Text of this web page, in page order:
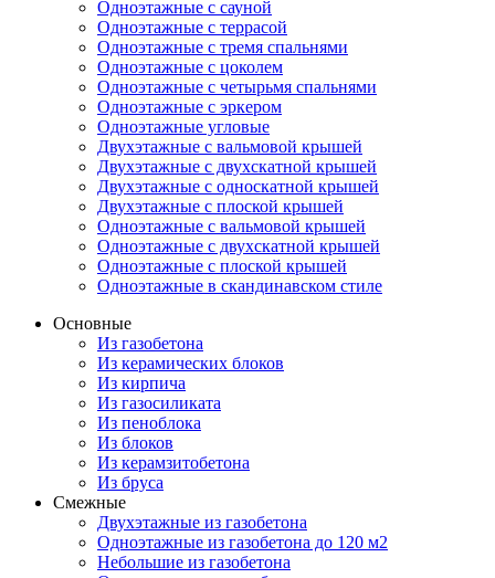
Одноэтажные с сауной
Одноэтажные с террасой
Одноэтажные с тремя спальнями
Одноэтажные с цоколем
Одноэтажные с четырьмя спальнями
Одноэтажные с эркером
Одноэтажные угловые
Двухэтажные с вальмовой крышей
Двухэтажные с двухскатной крышей
Двухэтажные с односкатной крышей
Двухэтажные с плоской крышей
Одноэтажные с вальмовой крышей
Одноэтажные с двухскатной крышей
Одноэтажные с плоской крышей
Одноэтажные в скандинавском стиле
Основные
Из газобетона
Из керамических блоков
Из кирпича
Из газосиликата
Из пеноблока
Из блоков
Из керамзитобетона
Из бруса
Смежные
Двухэтажные из газобетона
Одноэтажные из газобетона до 120 м2
Небольшие из газобетона